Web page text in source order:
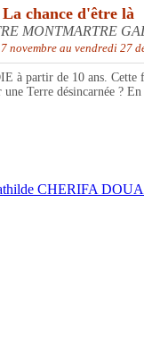
La chance d'être là
MONTMARTRE
novembre au vendredi 27
à partir de 10 ans. Cette
une Terre désincarnée ?
CHERIFA